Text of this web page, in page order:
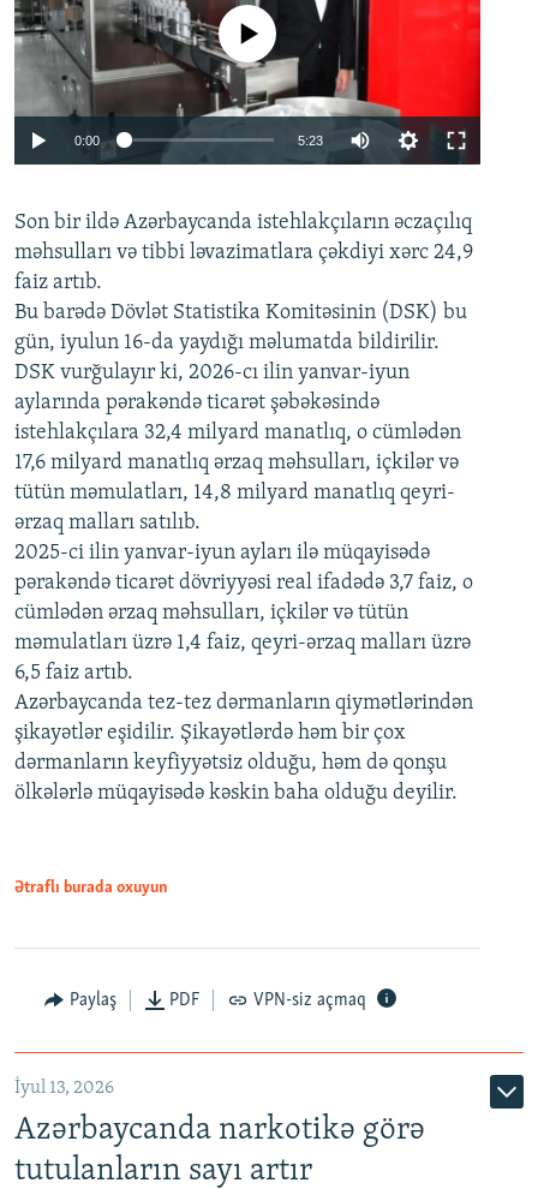
Auto 240p 360p 480p
720p 1080p
No media source currently available
0:00 5:23
360p
480p
720p
1080p
Son bir ildə Azərbaycanda istehlakçıların əczaçılıq
məhsulları və tibbi ləvazimatlara çəkdiyi xərc 24,9
faiz artıb.
Bu barədə Dövlət Statistika Komitəsinin (DSK) bu
gün, iyulun 16-da yaydığı məlumatda bildirilir.
DSK vurğulayır ki, 2026-cı ilin yanvar-iyun
aylarında pərakəndə ticarət şəbəkəsində
istehlakçılara 32,4 milyard manatlıq, o cümlədən
17,6 milyard manatlıq ərzaq məhsulları, içkilər və
tütün məmulatları, 14,8 milyard manatlıq qeyri-
ərzaq malları satılıb.
2025-ci ilin yanvar-iyun ayları ilə müqayisədə
pərakəndə ticarət dövriyyəsi real ifadədə 3,7 faiz, o
cümlədən ərzaq məhsulları, içkilər və tütün
məmulatları üzrə 1,4 faiz, qeyri-ərzaq malları üzrə
6,5 faiz artıb.
Azərbaycanda tez-tez dərmanların qiymətlərindən
şikayətlər eşidilir. Şikayətlərdə həm bir çox
dərmanların keyfiyyətsiz olduğu, həm də qonşu
ölkələrlə müqayisədə kəskin baha olduğu deyilir.
Ətraflı burada oxuyun
Paylaş PDF VPN-siz açmaq
İyul 13, 2026
Azərbaycanda narkotikə görə
tutulanların sayı artır